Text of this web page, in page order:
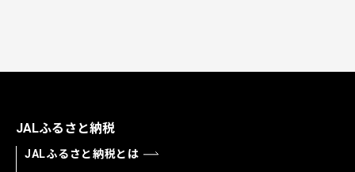
JALふるさと納税
JALふるさと納税とは